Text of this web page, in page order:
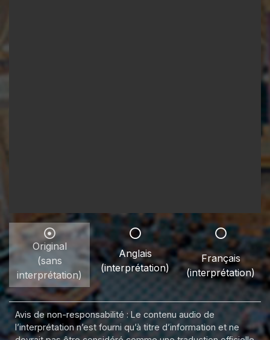
Original
(sans
interprétation)
Anglais
(interprétation)
Français
(interprétation)
Avis de non-responsabilité : Le contenu audio de
l’interprétation n’est fourni qu’à titre d’information et ne